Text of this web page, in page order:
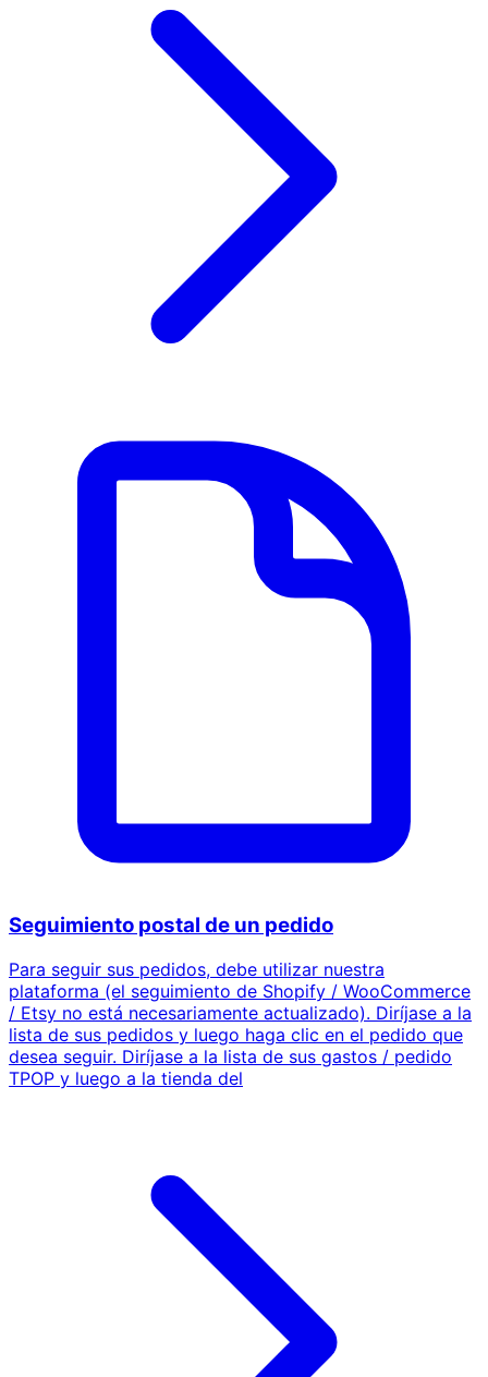
Seguimiento postal de un pedido
Para seguir sus pedidos, debe utilizar nuestra
plataforma (el seguimiento de Shopify / WooCommerce
/ Etsy no está necesariamente actualizado). Diríjase a la
lista de sus pedidos y luego haga clic en el pedido que
desea seguir. Diríjase a la lista de sus gastos / pedido
TPOP y luego a la tienda del